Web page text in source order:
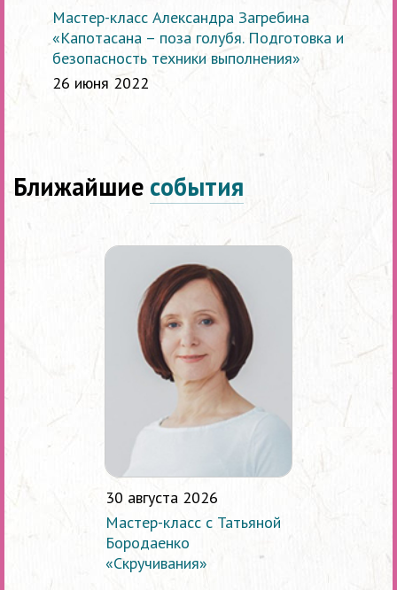
Мастер-класс Александра Загребина
«Капотасана – поза голубя. Подготовка и
безопасность техники выполнения»
26 июня 2022
Ближайшие события
30 августа 2026
Мастер-класс с Татьяной
Бородаенко
«Скручивания»